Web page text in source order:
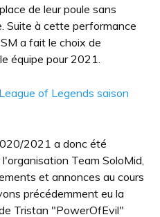
de leur poule sans
Suite à cette performance
a fait le choix de
équipe pour 2021.
of Legends saison
2021 a donc été
Team SoloMid,
et annonces au cours
précédemment eu la
Tristan "PowerOfEvil"